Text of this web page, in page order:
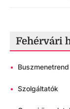
Fehérvári
• Buszmenetrend
• Szolgáltatók